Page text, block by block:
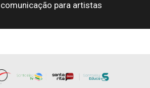
comunicação para artistas